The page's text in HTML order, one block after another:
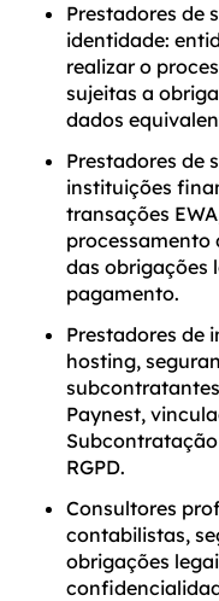
Prestadores de
identidade:
realizar o
sujeitas a
dados
Prestadores de
instituições
transações
processamento
das obrigações
pagamento.
Prestadores de
hosting,
Paynest,
RGPD.
Consultores
contabilistas,
obrigações